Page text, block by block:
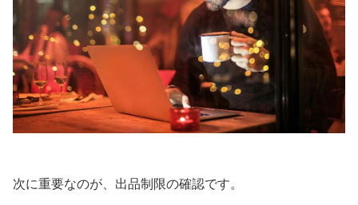
次に重要なのが、出品制限の確認です。